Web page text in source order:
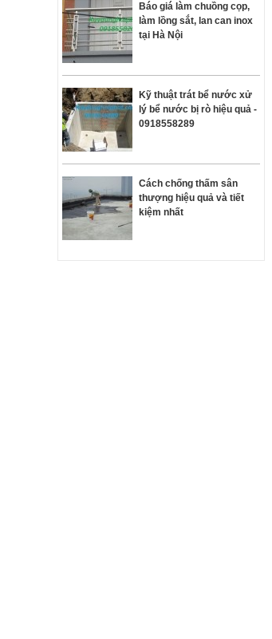
Báo giá làm chuồng cọp,
làm lồng sắt, lan can inox
tại Hà Nội
Kỹ thuật trát bể nước xử
lý bể nước bị rò hiệu quả -
0918558289
Cách chống thấm sân
thượng hiệu quả và tiết
kiệm nhất